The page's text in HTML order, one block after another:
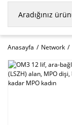
Anasayfa Network